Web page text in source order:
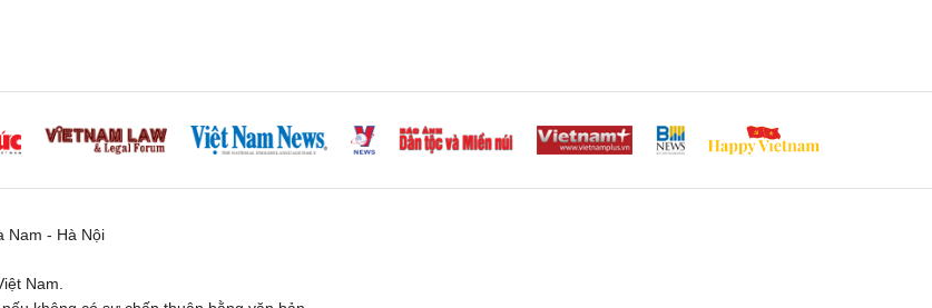
Nam - Hà Nội
Nam.